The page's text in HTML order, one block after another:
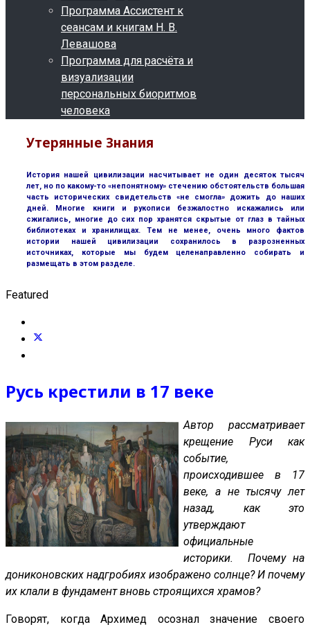
Программа Ассистент к
сеансам и книгам Н. В.
Левашова
Программа для расчёта и
визуализации
персональных биоритмов
человека
Утерянные Знания
История нашей цивилизации насчитывает не один десяток тысяч
лет, но по какому-то «непонятному» стечению обстоятельств большая
часть исторических свидетельств «не смогла» дожить до наших
дней. Многие книги и рукописи безжалостно искажались или
сжигались, многие до сих пор хранятся скрытые от глаз в тайных
библиотеках и хранилищах. Тем не менее, очень много фактов
истории нашей цивилизации сохранилось в разрозненных
источниках, которые мы будем целенаправленно собирать и
размещать в этом разделе.
Featured
Русь крестили в 17 веке
Автор рассматривает
крещение Руси как
событие,
происходившее в 17
веке, а не тысячу лет
назад, как это
утверждают
официальные
историки. Почему на
дониконовских надгробиях изображено солнце? И почему
их клали в фундамент вновь строящихся храмов?
Говорят, когда Архимед осознал значение своего